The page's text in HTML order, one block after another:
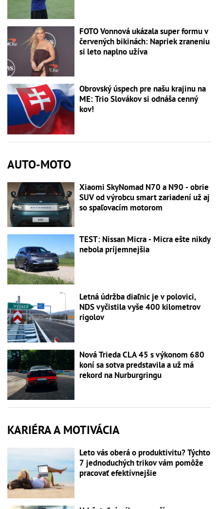
FOTO Vonnová ukázala super formu v
červených bikinách: Napriek zraneniu
si leto naplno užíva
Obrovský úspech pre našu krajinu na
ME: Trio Slovákov si odnáša cenný
kov!
AUTO-MOTO
Xiaomi SkyNomad N70 a N90 - obrie
SUV od výrobcu smart zariadení už aj
so spaľovacím motorom
TEST: Nissan Micra - Micra ešte nikdy
nebola príjemnejšia
Letná údržba diaľnic je v polovici,
NDS vyčistila vyše 400 kilometrov
rigolov
Nová Trieda CLA 45 s výkonom 680
koní sa sotva predstavila a už má
rekord na Nurburgringu
KARIÉRA A MOTIVÁCIA
Leto vás oberá o produktivitu? Týchto
7 jednoduchých trikov vám pomôže
pracovať efektívnejšie